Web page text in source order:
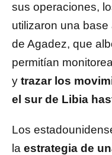
sus operaciones,
utilizaron una
de Agadez, que
permitían
y trazar los
el sur de Libia
Los
la estrategia de